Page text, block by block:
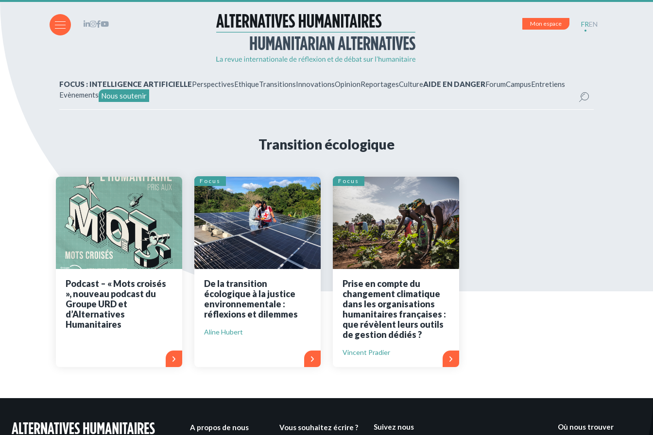
Abonnements & achats
Nos parutions
Ressources bibliographiques
Pour nous soutenir
Nous contacter
Vous êtes déjà inscrit(e)?
Vous n'êtes pas encore membre ?
Créez un compte en quelques clics !
Créer un compte
Mon espace FREN
FOCUS : INTELLIGENCE ARTIFICIELLEPerspectivesEthiqueTransitionsInnovationsOpinionReportagesCultureAIDE EN DANGERForumCampusEntretiens
Evènements Nous soutenir
Transition écologique
Podcast – « Mots croisés
», nouveau podcast du
Groupe URD et
d’Alternatives
Humanitaires
Focus
De la transition
écologique à la justice
environnementale :
réflexions et dilemmes
Aline Hubert
Focus
Prise en compte du
changement climatique
dans les organisations
humanitaires françaises :
que révèlent leurs outils
de gestion dédiés ?
Vincent Pradier
A propos de nous Vous souhaitez écrire ? Suivez nous Où nous trouver